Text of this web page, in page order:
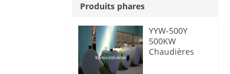
Produits phares
YYW-500Y
500KW
Chaudières